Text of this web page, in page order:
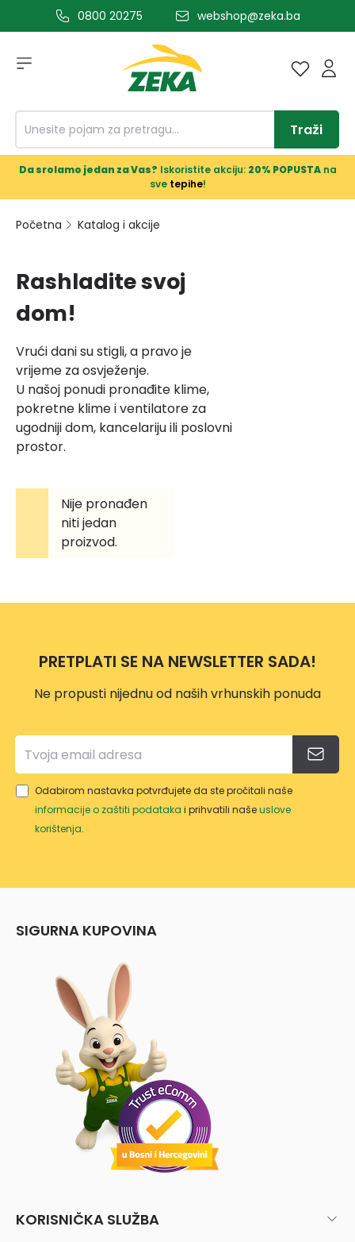
glavni sadržaj0800 20275 webshop@zeka.ba
Traži
Da srolamo jedan za Vas? Iskoristite akciju: 20% POPUSTAna
sve tepihe!
Početna Katalog i akcije
Rashladite svoj
dom!
Vrući dani su stigli, a pravo je
vrijeme za osvježenje.
U našoj ponudi pronađite klime,
pokretne klime i ventilatore za
ugodniji dom, kancelariju ili poslovni
prostor.
Nije pronađen
niti jedan
proizvod.
PRETPLATI SE NA NEWSLETTER SADA!
Ne propusti nijednu od naših vrhunskih ponuda
Odabirom nastavka potvrđujete da ste pročitali naše
informacije o zaštiti podataka i prihvatili našeuslove
korištenja.
SIGURNA KUPOVINA
KORISNIČKA SLUŽBA